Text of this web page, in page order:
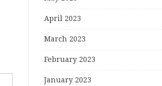
April 2023
March 2023
February 2023
January 2023